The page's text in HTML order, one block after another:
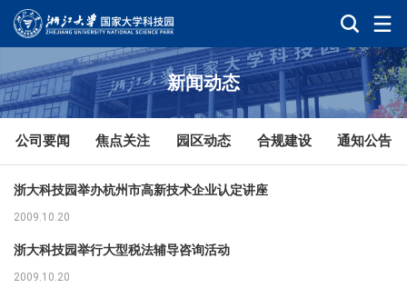
新闻动态
公司要闻 焦点关注 园区动态 合规建设 通知公告
浙大科技园举办杭州市高新技术企业认定讲座
2009.10.20
浙大科技园举行大型税法辅导咨询活动
2009.10.20